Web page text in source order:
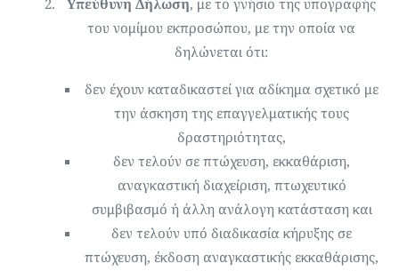
Υπεύθυνη Δήλωση, με το γνήσιο της υπογραφής
του νομίμου εκπροσώπου, με την οποία να
δηλώνεται ότι:
δεν έχουν καταδικαστεί για αδίκημα σχετικό με
την άσκηση της επαγγελματικής τους
δραστηριότητας,
δεν τελούν σε πτώχευση, εκκαθάριση,
αναγκαστική διαχείριση, πτωχευτικό
συμβιβασμό ή άλλη ανάλογη κατάσταση και
δεν τελούν υπό διαδικασία κήρυξης σε
πτώχευση, έκδοση αναγκαστικής εκκαθάρισης,